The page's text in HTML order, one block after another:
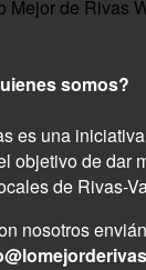
somos?
es una
objetivo de dar
de Rivas-
nosotros